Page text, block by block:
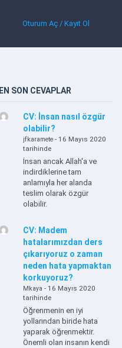
Oturum Aç / Kayıt Ol
EN SON CEVAPLAR
CV: İnsan nasıl özgür
olabilir?
jfkaramete - 16 Mayıs 2020
tarihinde
İnsan ancak Allah'a ve
indirdiklerine tam
anlamıyla her alanda
teslim olarak özgür
olabilir.
CV: Madem
hatalarımızdan ders
çıkarıyoruz o zaman
neden hata yapmaktan
korkuyoruz?
Mkaya - 16 Mayıs 2020
tarihinde
Öğrenmenin en iyi
yollarından biride hata
yaparak öğrenmektir.
Önemli olan insanın kendi